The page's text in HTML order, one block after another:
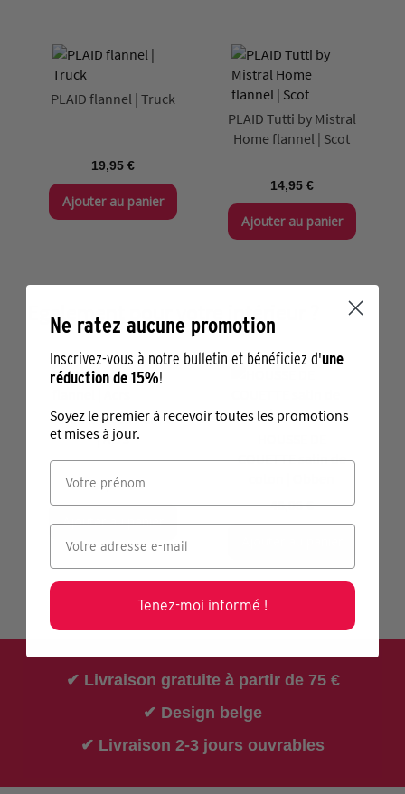
PLAID flannel | Truck
19,95 €
Ajouter au panier
PLAID Tutti by Mistral
Home flannel | Scot
14,95 €
Ajouter au panier
Egalement pour votre intérieur ?
PLAID shaved flannel
| Acrs
34,95 €
Ajouter au panier
COUETTE satin de
46,95 €
✔ Livraison gratuite à partir de 75 €
✔ Design belge
✔ Livraison 2-3 jours ouvrables
Ne ratez aucune promotion
Inscrivez-vous à notre bulletin et bénéficiez d'une
réduction de 15%!
Soyez le premier à recevoir toutes les promotions
et mises à jour.
Tenez-moi informé !